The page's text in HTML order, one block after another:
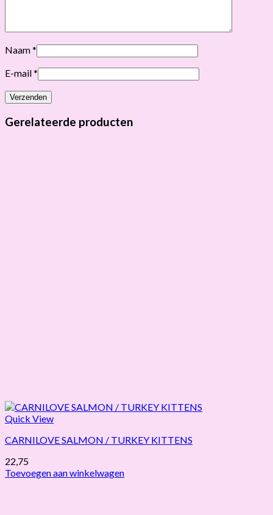
Naam*
E-mail*
Gerelateerde producten
Quick View
CARNILOVE SALMON / TURKEY KITTENS
22,75
Toevoegen aan winkelwagen